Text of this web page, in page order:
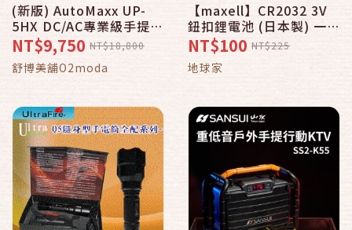
(新版) AutoMaxx UP-
5HX DC/AC專業級手提式
行動電源(鋰電)
NT$9,750 NT$18,800
舒博美舖O2moda
【maxell】CR2032 3V
鈕扣鋰電池 (日本製) 一卡
五顆*_弘麒(地球家)
NT$100 NT$225
地球家